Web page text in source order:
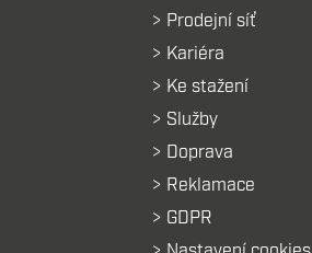
Prodejní síť
Kariéra
Ke stažení
Služby
Doprava
Reklamace
GDPR